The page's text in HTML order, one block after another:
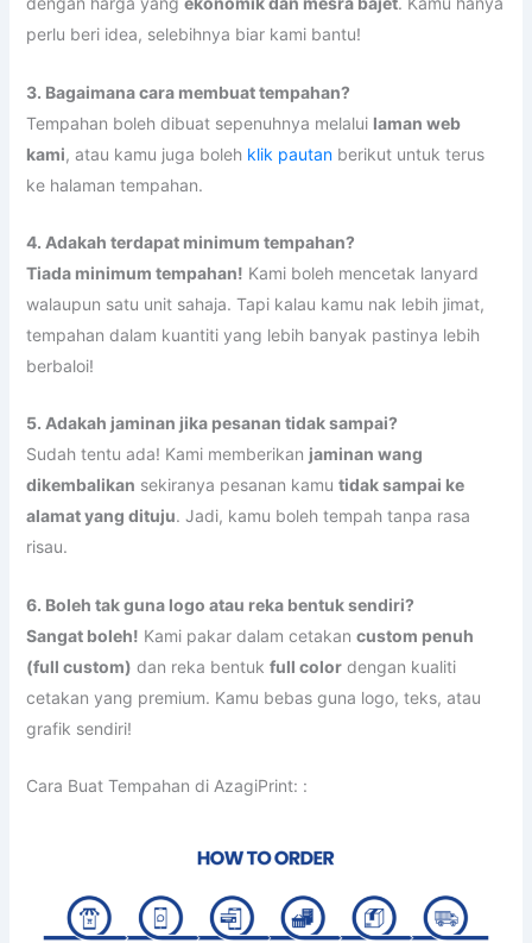
perlu beri idea, selebihnya biar kami bantu!
3. Bagaimana cara membuat tempahan?
Tempahan boleh dibuat sepenuhnya melalui laman web
kami, atau kamu juga boleh klik pautanberikut untuk terus
ke halaman tempahan.
4. Adakah terdapat minimum tempahan?
Tiada minimum tempahan! Kami boleh mencetak lanyard
walaupun satu unit sahaja. Tapi kalau kamu nak lebih jimat,
tempahan dalam kuantiti yang lebih banyak pastinya lebih
berbaloi!
5. Adakah jaminan jika pesanan tidak sampai?
Sudah tentu ada! Kami memberikan jaminan wang
dikembalikan sekiranya pesanan kamu tidak sampai ke
alamat yang dituju. Jadi, kamu boleh tempah tanpa rasa
risau.
6. Boleh tak guna logo atau reka bentuk sendiri?
Sangat boleh! Kami pakar dalam cetakan custom penuh
(full custom) dan reka bentuk full colordengan kualiti
cetakan yang premium. Kamu bebas guna logo, teks, atau
grafik sendiri!
Cara Buat Tempahan di AzagiPrint: :